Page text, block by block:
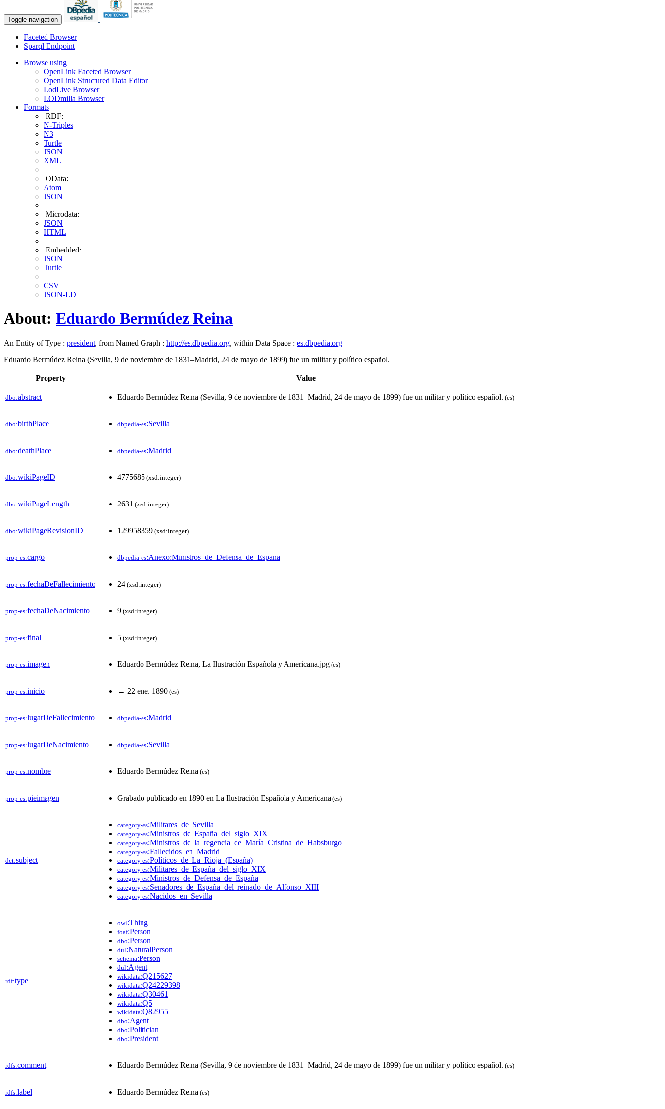
Toggle navigation
Faceted Browser
Sparql Endpoint
Browse using
OpenLink Faceted Browser
OpenLink Structured Data Editor
LodLive Browser
LODmilla Browser
Formats
RDF:
N-Triples
N3
Turtle
JSON
XML
OData:
Atom
JSON
Microdata:
JSON
HTML
Embedded:
JSON
Turtle
CSV
JSON-LD
About: Eduardo Bermúdez Reina
An Entity of Type : president, from Named Graph : http://es.dbpedia.org, within Data Space : es.dbpedia.org
Eduardo Bermúdez Reina (Sevilla, 9 de noviembre de 1831–Madrid, 24 de mayo de 1899) fue un militar y político español.
Property Value
dbo:abstract Eduardo Bermúdez Reina (Sevilla, 9 de noviembre de 1831–Madrid, 24 de mayo de 1899) fue un militar y político español. (es)
dbo:birthPlace dbpedia-es:Sevilla
dbo:deathPlace dbpedia-es:Madrid
dbo:wikiPageID 4775685 (xsd:integer)
dbo:wikiPageLength 2631 (xsd:integer)
dbo:wikiPageRevisionID 129958359 (xsd:integer)
prop-es:cargo dbpedia-es:Anexo:Ministros_de_Defensa_de_España
prop-es:fechaDeFallecimiento 24 (xsd:integer)
prop-es:fechaDeNacimiento 9 (xsd:integer)
prop-es:final 5 (xsd:integer)
prop-es:imagen Eduardo Bermúdez Reina, La Ilustración Española y Americana.jpg (es)
prop-es:inicio ← 22 ene. 1890 (es)
prop-es:lugarDeFallecimiento dbpedia-es:Madrid
prop-es:lugarDeNacimiento dbpedia-es:Sevilla
prop-es:nombre Eduardo Bermúdez Reina (es)
prop-es:pieimagen Grabado publicado en 1890 en La Ilustración Española y Americana (es)
dct:subject
category-es:Militares_de_Sevilla
category-es:Ministros_de_España_del_siglo_XIX
category-es:Ministros_de_la_regencia_de_María_Cristina_de_Habsburgo
category-es:Fallecidos_en_Madrid
category-es:Políticos_de_La_Rioja_(España)
category-es:Militares_de_España_del_siglo_XIX
category-es:Ministros_de_Defensa_de_España
category-es:Senadores_de_España_del_reinado_de_Alfonso_XIII
category-es:Nacidos_en_Sevilla
rdf:type
owl:Thing
foaf:Person
dbo:Person
dul:NaturalPerson
schema:Person
dul:Agent
wikidata:Q215627
wikidata:Q24229398
wikidata:Q30461
wikidata:Q5
wikidata:Q82955
dbo:Agent
dbo:Politician
dbo:President
rdfs:comment Eduardo Bermúdez Reina (Sevilla, 9 de noviembre de 1831–Madrid, 24 de mayo de 1899) fue un militar y político español. (es)
rdfs:label Eduardo Bermúdez Reina (es)